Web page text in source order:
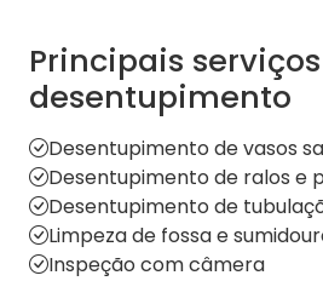
Principais
desentupimento
Desentupimento de vasos
Desentupimento de ralos e
Desentupimento de
Limpeza de fossa e
Inspeção com câmera